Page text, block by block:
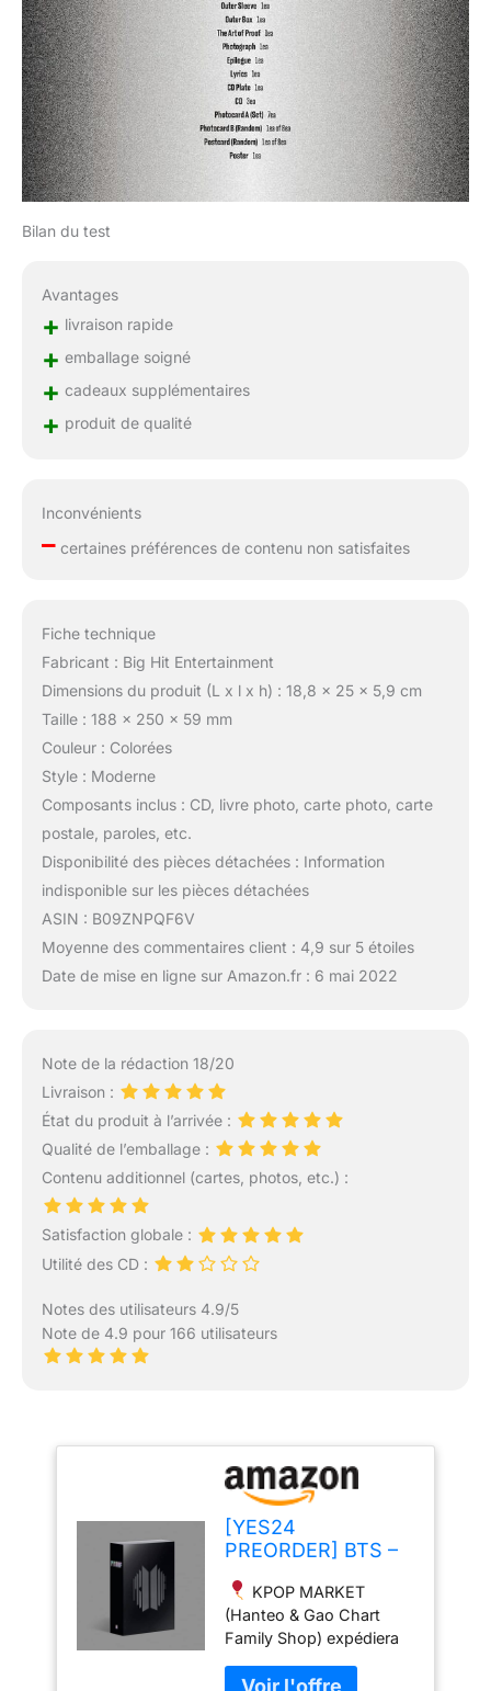
Bilan du test
Avantages
+ livraison rapide
+ emballage soigné
+ cadeaux supplémentaires
+ produit de qualité
Inconvénients
–certaines préférences de contenu non satisfaites
Fiche technique
Fabricant : Big Hit Entertainment
Dimensions du produit (L x l x h) : 18,8 x 25 x 5,9 cm
Taille : 188 x 250 x 59 mm
Couleur : Colorées
Style : Moderne
Composants inclus : CD, livre photo, carte photo, carte
postale, paroles, etc.
Disponibilité des pièces détachées : Information
indisponible sur les pièces détachées
ASIN : B09ZNPQF6V
Moyenne des commentaires client : 4,9 sur 5 étoiles
Date de mise en ligne sur Amazon.fr : 6 mai 2022
Note de la rédaction 18/20
Livraison :
État du produit à l’arrivée :
Qualité de l’emballage :
Contenu additionnel (cartes, photos, etc.) :
Satisfaction globale :
Utilité des CD :
Notes des utilisateurs 4.9/5
Note de 4.9 pour 166 utilisateurs
[YES24
PREORDER] BTS –
Edition] Album
Anthologie +
Avantage de
précommande +
KPOP MARKET
(Hanteo & Gao Chart
Family Shop) expédiera
la Corée du Sud. Date de